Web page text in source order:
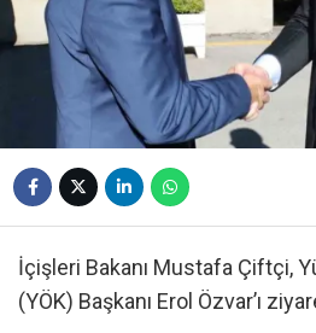
İçişleri Bakanı Mustafa Çiftçi,
(YÖK) Başkanı Erol Özvar’ı